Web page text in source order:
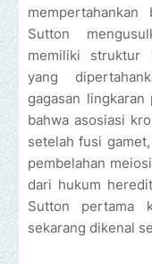
Sutton
memiliki struktur
yang
gagasan
bahwa asosiasi
setelah fusi
pembelahan
dari hukum
Sutton pertama
sekarang dikenal